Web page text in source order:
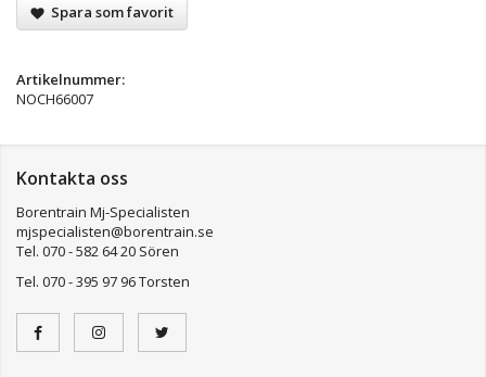
Spara som favorit
Artikelnummer:
NOCH66007
Kontakta oss
Borentrain Mj-Specialisten
mjspecialisten@borentrain.se
Tel. 070 - 582 64 20 Sören
Tel. 070 - 395 97 96 Torsten